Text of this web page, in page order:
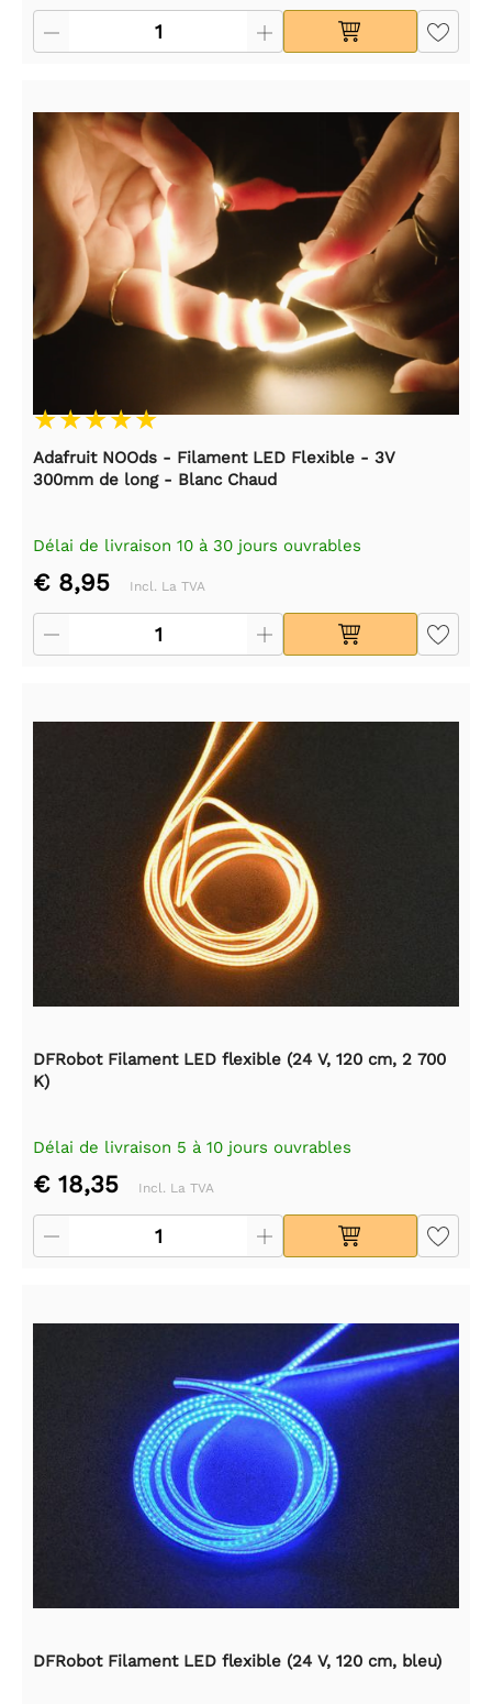
Adafruit NOOds - Filament LED Flexible - 3V
300mm de long - Blanc Chaud
Délai de livraison 10 à 30 jours ouvrables
€ 8,95 Incl. La TVA
DFRobot Filament LED flexible (24 V, 120 cm, 2 700
K)
Délai de livraison 5 à 10 jours ouvrables
€ 18,35 Incl. La TVA
DFRobot Filament LED flexible (24 V, 120 cm, bleu)